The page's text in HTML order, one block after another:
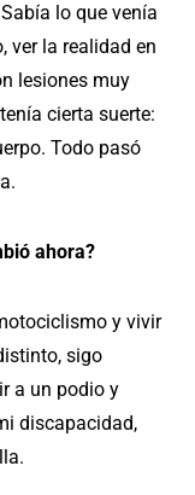
lo que venía
ver la realidad en
lesiones muy
cierta suerte:
Todo pasó
ahora?
y vivir
sigo
a un podio y
discapacidad,